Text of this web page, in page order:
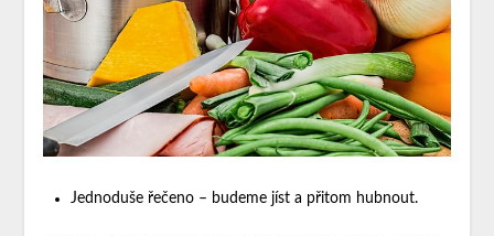
Jednoduše řečeno – budeme jíst a přitom hubnout.